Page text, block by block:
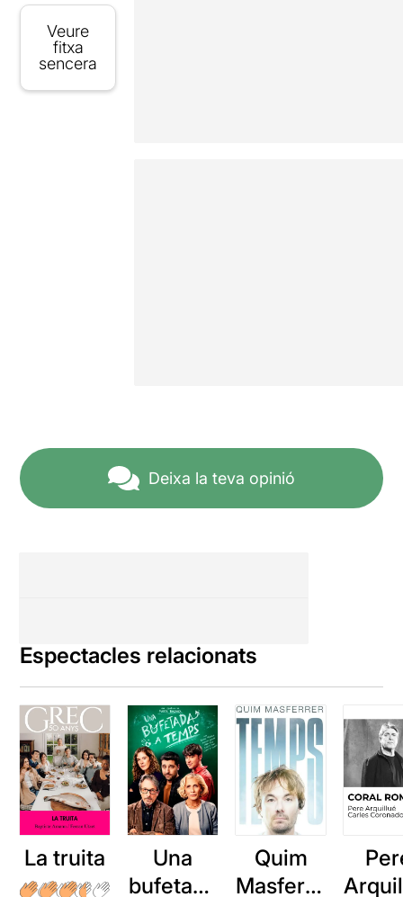
Veure
fitxa
sencera
Deixa la teva opinió
Espectacles relacionats
La truita
Una
bufetada
Quim
Masferre